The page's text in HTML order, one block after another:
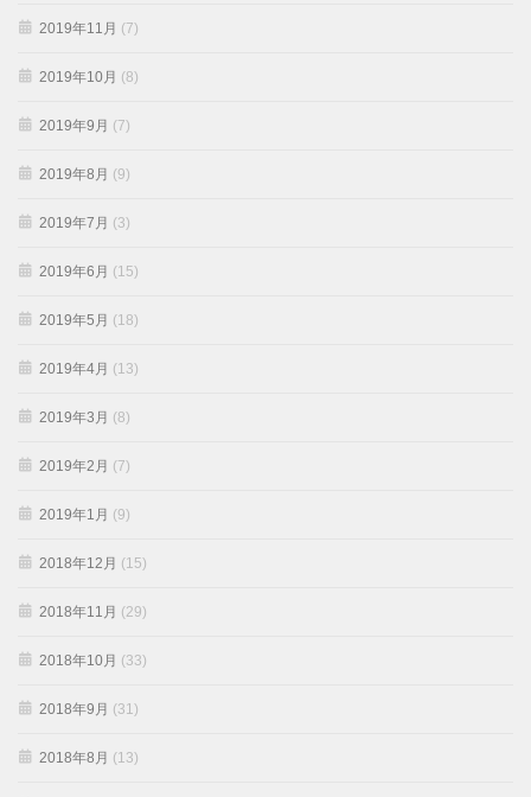
2019年11月 (7)
2019年10月 (8)
2019年9月 (7)
2019年8月 (9)
2019年7月 (3)
2019年6月 (15)
2019年5月 (18)
2019年4月 (13)
2019年3月 (8)
2019年2月 (7)
2019年1月 (9)
2018年12月 (15)
2018年11月 (29)
2018年10月 (33)
2018年9月 (31)
2018年8月 (13)